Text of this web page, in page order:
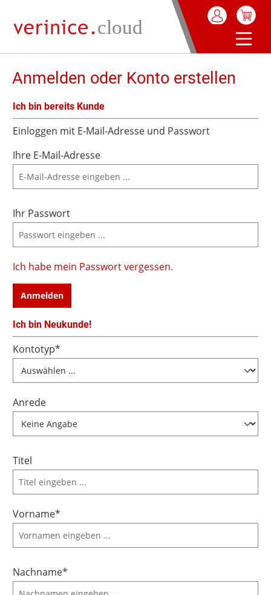
Anmelden oder Konto erstellen
Ich bin bereits Kunde
Einloggen mit E-Mail-Adresse und Passwort
Ihre E-Mail-Adresse
Ihr Passwort
Ich habe mein Passwort vergessen.
Anmelden
Ich bin Neukunde!
Persönliche Informationen
Kontotyp*
Anrede
Titel
Vorname*
Nachname*